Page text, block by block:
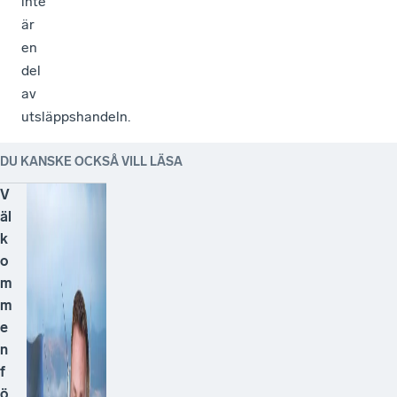
är
en
del
av
utsläppshandeln.
DU KANSKE OCKSÅ VILL LÄSA
V
äl
k
o
m
m
e
n
f